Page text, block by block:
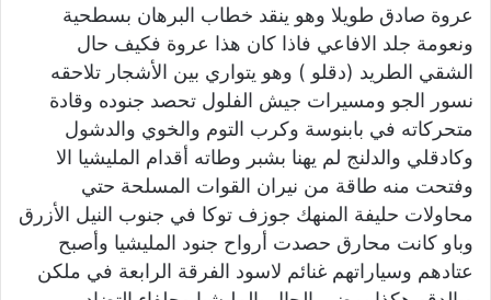
عروة صادق طويلا وهو ينقد خطاب البرهان بسطحية
ونعومة جلد الافاعي فاذا كان هذا عروة فكيف حال
الشقي الطريد (دقلو ) وهو يتواري بين الأشجار تلاحقه
نسور الجو ومسيرات جيش الفلول تحصد جنوده وقادة
متحركاته في بابنوسة وكرب التوم والخوي والدشول
وكادقلي والدلنج لم يهنا بشبر وطاته أقدام المليشيا الا
وفتحت منه طاقة من نيران القوات المسلحة حتي
محاولات حليفة المنهك جوزف توكا في جنوب النيل الأزرق
وباو كانت محارق حصدت أرواح جنود المليشيا وأصبح
عتادهم وسياراتهم غنائم لاسود الفرقة الرابعة في ملكن